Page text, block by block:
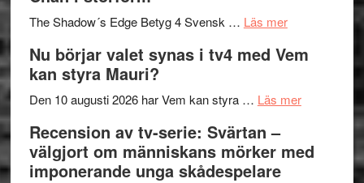
Scensommar
Artipelag
samtal
teater
The Shadow´s Edge Betyg 4 Svensk … Läs merom
The
´s
rolig
Nu börjar valet synas i tv4 med Vem
kan styra Mauri?
Den 10 augusti 2026 har Vem kan styra … Läs merom
valet
Recension av tv-serie: Svärtan –
välgjort om människans mörker med
imponerande unga skådespelare